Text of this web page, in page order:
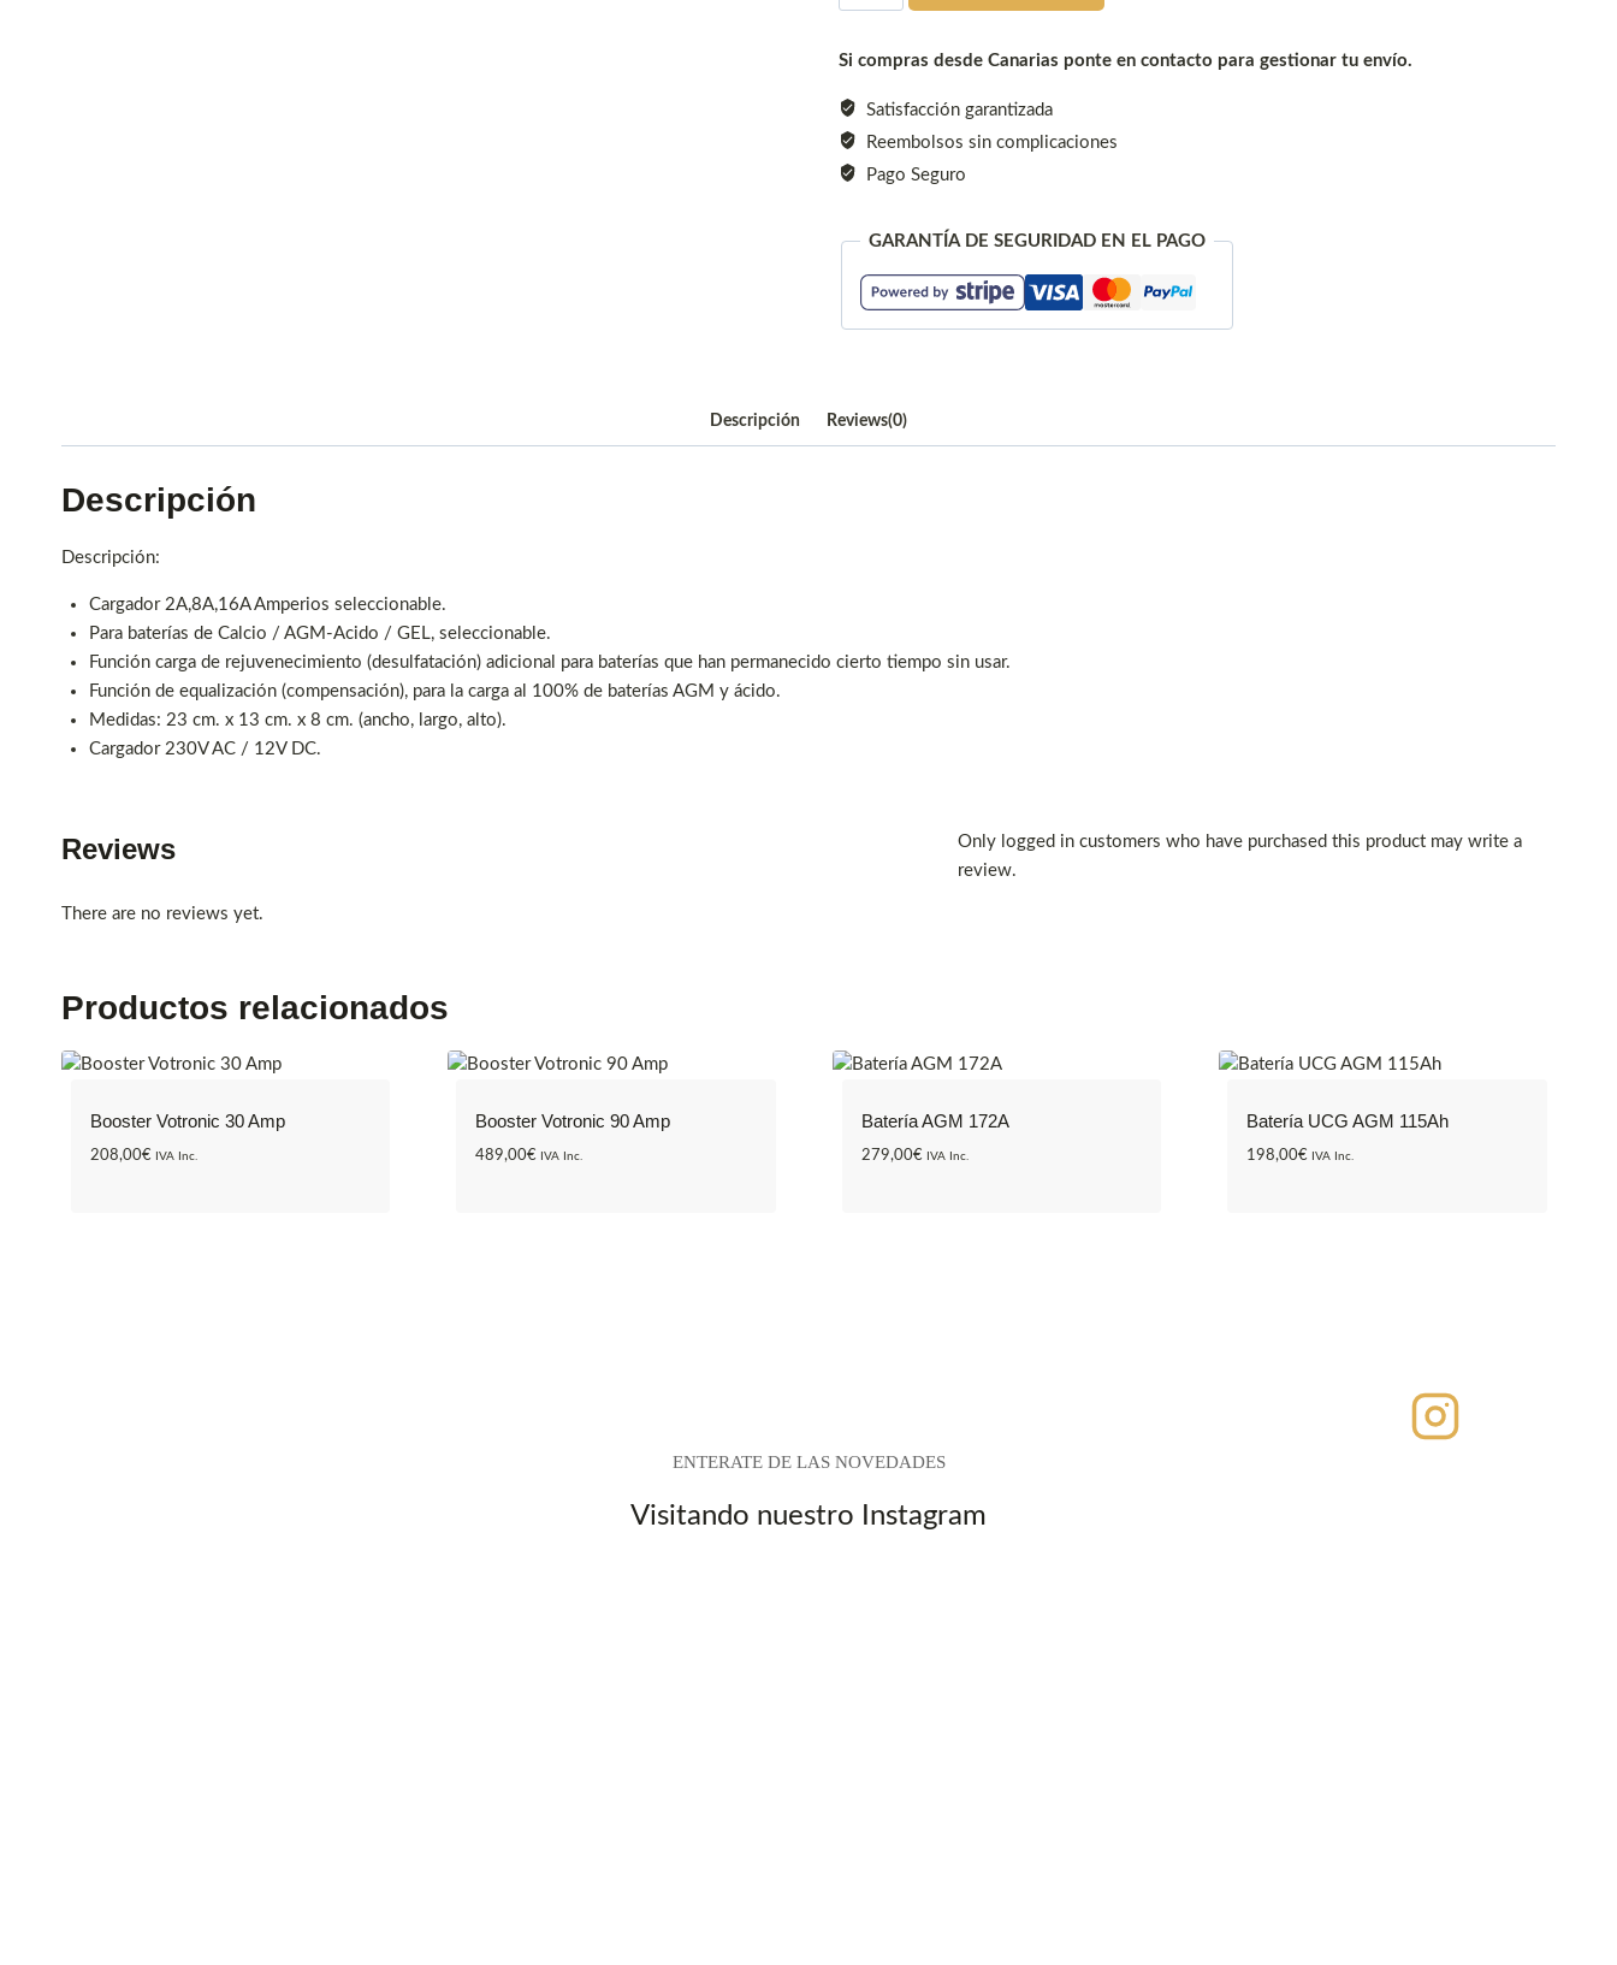
16
cantidad
Si compras desde Canarias ponte en contacto para gestionar tu envío.
Satisfacción garantizada
Reembolsos sin complicaciones
Pago Seguro
GARANTÍA DE SEGURIDAD EN EL PAGO
Descripción Reviews(0)
Descripción
Descripción:
Cargador 2A,8A,16A Amperios seleccionable.
Para baterías de Calcio / AGM-Acido / GEL, seleccionable.
Función carga de rejuvenecimiento (desulfatación) adicional para baterías que han permanecido cierto tiempo sin usar.
Función de equalización (compensación), para la carga al 100% de baterías AGM y ácido.
Medidas: 23 cm. x 13 cm. x 8 cm. (ancho, largo, alto).
Cargador 230V AC / 12V DC.
Reviews
There are no reviews yet.
Only logged in customers who have purchased this product may write a
review.
Productos relacionados
Booster Votronic 30 Amp
208,00€ IVA Inc.
Booster Votronic 90 Amp
489,00€ IVA Inc.
Batería AGM 172A
279,00€ IVA Inc.
Batería UCG AGM 115Ah
198,00€ IVA Inc.
ENTERATE DE LAS NOVEDADES
Visitando nuestro Instagram